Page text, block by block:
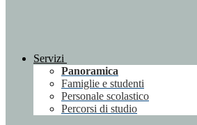
Servizi
Panoramica
Famiglie e studenti
Personale scolastico
Percorsi di studio